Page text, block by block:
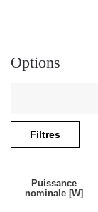
et des
système de
équipé en série
rayonnementUV.
Application
Options
Filtres
Puissance
nominale [W]